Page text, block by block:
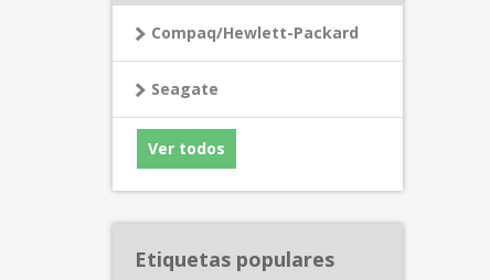
Compaq/Hewlett-Packard
Seagate
Ver todos
Etiquetas populares